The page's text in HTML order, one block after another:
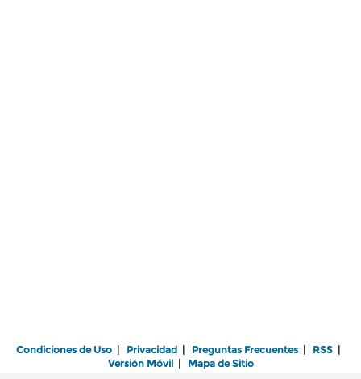
Condiciones de Uso | Privacidad | Preguntas Frecuentes | RSS |
Versión Móvil| Mapa de Sitio